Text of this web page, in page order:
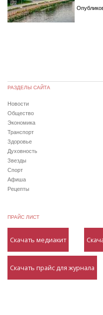
РАЗДЕЛЫ САЙТА
Новости
Общество
Экономика
Транспорт
Здоровье
Духовность
Звезды
Спорт
Афиша
Рецепты
ПРАЙС ЛИСТ
Скачать медиакит
Скачать прайс для журнала